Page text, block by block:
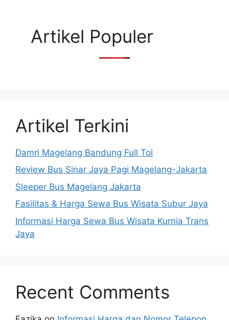
Artikel Populer
Artikel Terkini
Damri Magelang Bandung Full Tol
Review Bus Sinar Jaya Pagi Magelang-Jakarta
Sleeper Bus Magelang Jakarta
Fasilitas & Harga Sewa Bus Wisata Subur Jaya
Informasi Harga Sewa Bus Wisata Kurnia Trans
Jaya
Recent Comments